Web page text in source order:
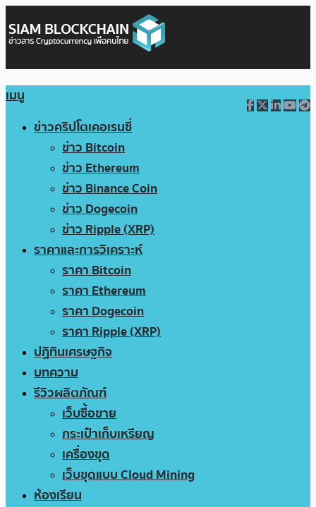
เมนู
ข่าวคริปโตเคอเรนซี่
ข่าว Bitcoin
ข่าว Ethereum
ข่าว Binance Coin
ข่าว Dogecoin
ข่าว Ripple (XRP)
ราคาและการวิเคราะห์
ราคา Bitcoin
ราคา Ethereum
ราคา Dogecoin
ราคา Ripple (XRP)
ปฏิทินเศรษฐกิจ
บทความ
รีวิวผลิตภัณฑ์
เว็บซื้อขาย
กระเป๋าเก็บเหรียญ
เครื่องขุด
เว็บขุดแบบ Cloud Mining
ห้องเรียน